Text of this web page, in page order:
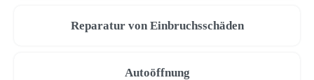
Reparatur von Einbruchsschäden
Autoöffnung